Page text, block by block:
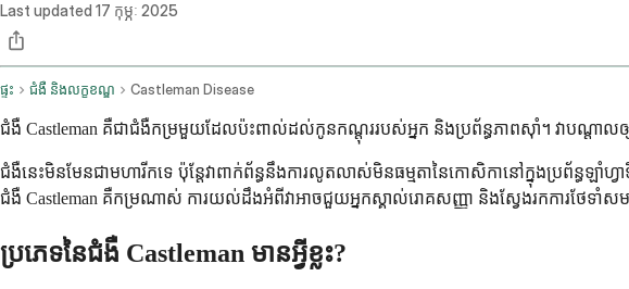
Last updated 17 កុម្ភៈ 2025
ផ្ទះ ជំងឺ និងលក្ខខណ្ឌ Castleman Disease
ជំងឺ Castleman គឺជាជំងឺកម្រមួយដែលប៉ះពាល់ដល់កូនកណ្តុររបស់អ្នក និងប្រព័ន្ធភាពស៊ាំ។ វាបណ្តាលឲ្
ជំងឺនេះមិនមែនជាមហារីកទេ ប៉ុន្តែវាពាក់ព័ន្ធនឹងការលូតលាស់មិនធម្មតានៃកោសិកានៅក្នុងប្រព័ន្ធ
ជំងឺ Castleman គឺកម្រណាស់ ការយល់ដឹងអំពីវាអាចជួយអ្នកស្គាល់រោគសញ្ញា និងស្វែងរកការថែទាំ
ប្រភេទនៃជំងឺ Castleman មានអ្វីខ្លះ?